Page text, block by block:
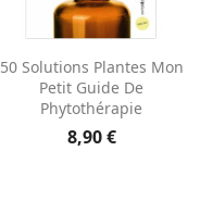
50 Solutions Plantes Mon
Petit Guide De
Phytothérapie
8,90 €